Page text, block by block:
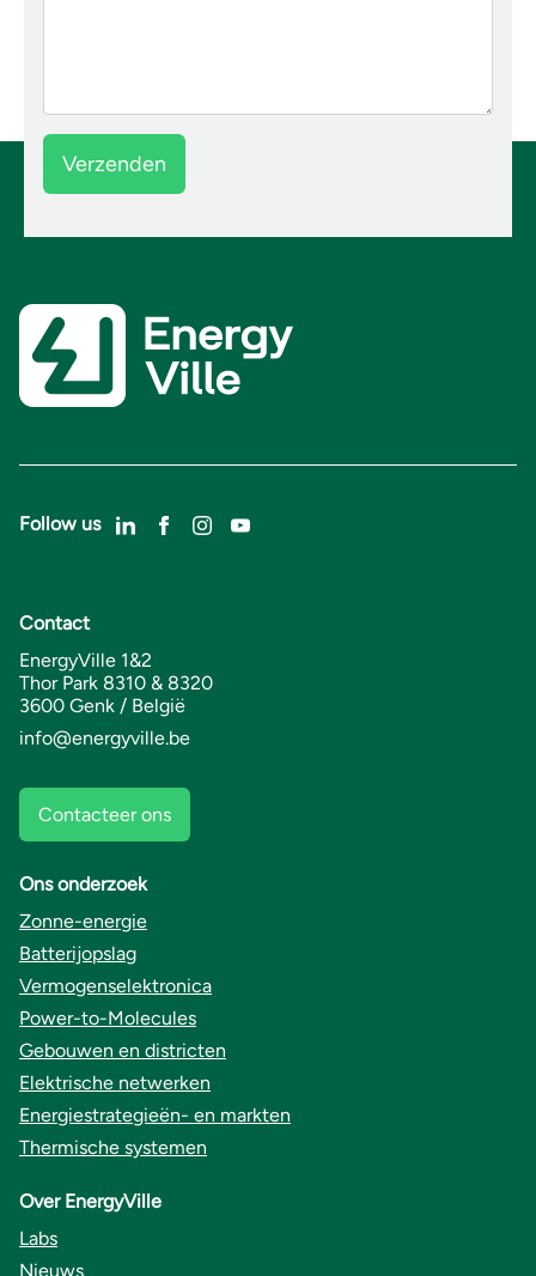
Follow us
Contact
EnergyVille 1&2
Thor Park 8310 & 8320
3600 Genk / België
info@energyville.be
Contacteer ons
Ons onderzoek
Zonne-energie
Batterijopslag
Vermogenselektronica
Power-to-Molecules
Gebouwen en districten
Elektrische netwerken
Energiestrategieën- en markten
Thermische systemen
Over EnergyVille
Labs
Nieuws